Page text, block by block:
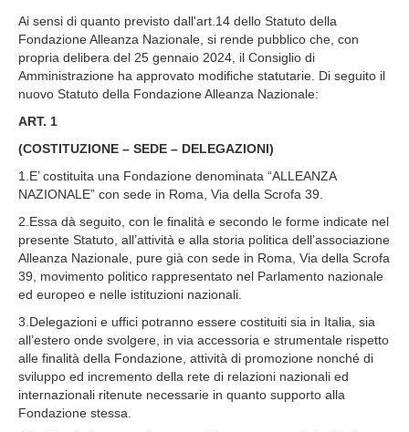
Ai sensi di quanto previsto dall'art.14 dello Statuto della
Fondazione Alleanza Nazionale, si rende pubblico che, con
propria delibera del 25 gennaio 2024, il Consiglio di
Amministrazione ha approvato modifiche statutarie. Di seguito il
nuovo Statuto della Fondazione Alleanza Nazionale:
ART. 1
(COSTITUZIONE – SEDE – DELEGAZIONI)
1.E’ costituita una Fondazione denominata “ALLEANZA
NAZIONALE” con sede in Roma, Via della Scrofa 39.
2.Essa dà seguito, con le finalità e secondo le forme indicate nel
presente Statuto, all’attività e alla storia politica dell’associazione
Alleanza Nazionale, pure già con sede in Roma, Via della Scrofa
39, movimento politico rappresentato nel Parlamento nazionale
ed europeo e nelle istituzioni nazionali.
3.Delegazioni e uffici potranno essere costituiti sia in Italia, sia
all’estero onde svolgere, in via accessoria e strumentale rispetto
alle finalità della Fondazione, attività di promozione nonché di
sviluppo ed incremento della rete di relazioni nazionali ed
internazionali ritenute necessarie in quanto supporto alla
Fondazione stessa.